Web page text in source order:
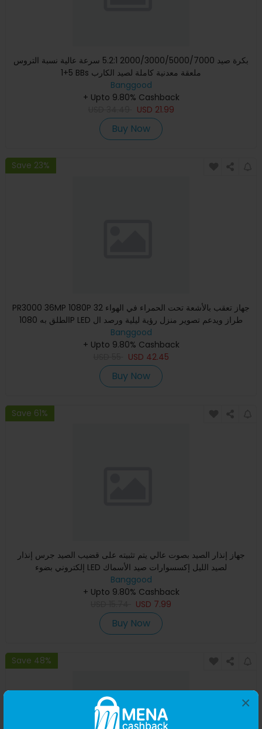
×
بكرة صيد 2000/3000/5000/7000 5.2:1 سرعة عالية نسبة التروس
5+1 BBs ملعقة معدنية كاملة لصيد الكارب
Banggood
+ Upto 9.80% Cashback
USD 21.99
Buy Now
Save 23%
PR3000 36MP 1080P 32 جهاز تعقب بالأشعة تحت الحمراء في الهواء
الطلق به 1080P LED طراز ويدعم تصوير منزل رؤية ليلية ورصد ال
Banggood
+ Upto 9.80% Cashback
USD 42.45
Buy Now
Save 61%
جهاز إنذار الصيد بصوت عالي يتم تثبيته على قضيب الصيد جرس إنذار
إلكتروني بضوء LED لصيد الليل إكسسوارات صيد الأسماك
Banggood
+ Upto 9.80% Cashback
USD 7.99
Buy Now
Save 48%